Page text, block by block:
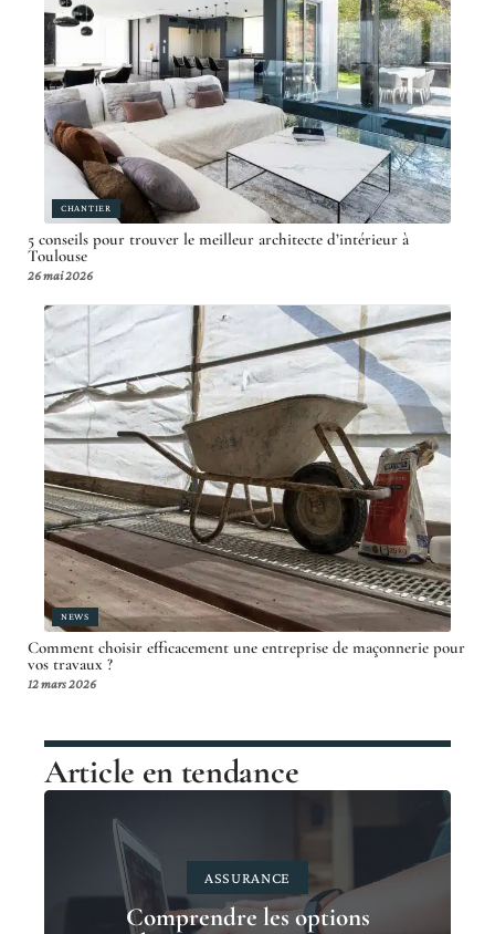
CHANTIER
5 conseils pour trouver le meilleur architecte d’intérieur à
Toulouse
26 mai 2026
NEWS
Comment choisir efficacement une entreprise de maçonnerie pour
vos travaux ?
12 mars 2026
Article en tendance
ASSURANCE
Comprendre les options